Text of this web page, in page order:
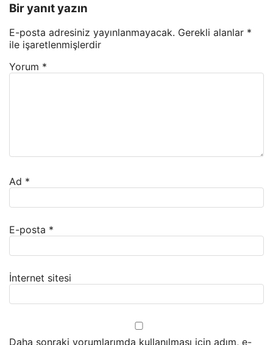
Bir yanıt yazın
E-posta adresiniz yayınlanmayacak. Gerekli alanlar *
ile işaretlenmişlerdir
Yorum *
Ad *
E-posta *
İnternet sitesi
Daha sonraki yorumlarımda kullanılması için adım, e-